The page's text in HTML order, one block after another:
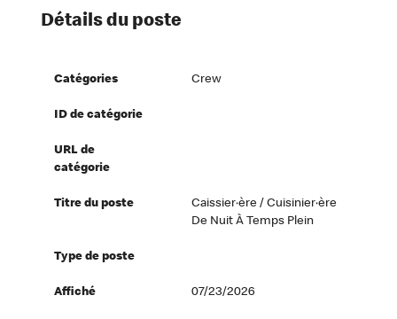
Détails du poste
Catégories Crew
ID de catégorie
URL de
catégorie
Titre du poste
Caissier·ère / Cuisinier·ère
De Nuit À Temps Plein
Type de poste
Affiché 07/23/2026